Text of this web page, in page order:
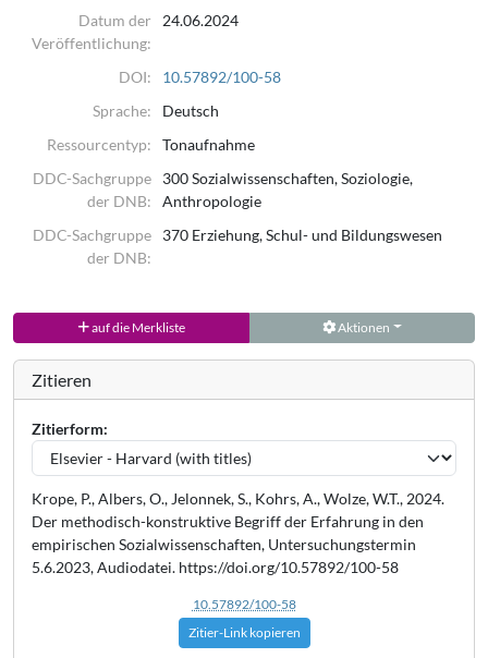
Datum der
Veröffentlichung:
24.06.2024
DOI:
10.57892/100-58
Sprache:
Deutsch
Ressourcentyp:
Tonaufnahme
DDC-Sachgruppe
der DNB:
300 Sozialwissenschaften, Soziologie,
Anthropologie
DDC-Sachgruppe
der DNB:
370 Erziehung, Schul- und Bildungswesen
auf die Merkliste Aktionen
Zitieren
Zitierform:
Krope, P., Albers, O., Jelonnek, S., Kohrs, A., Wolze, W.T., 2024.
Der methodisch-konstruktive Begriff der Erfahrung in den
empirischen Sozialwissenschaften, Untersuchungstermin
5.6.2023, Audiodatei. https://doi.org/10.57892/100-58
10.57892/100-58
Zitier-Link kopieren